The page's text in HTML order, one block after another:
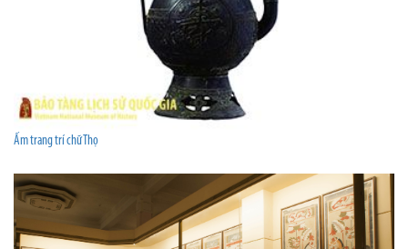
Ấm trang trí chữ Thọ